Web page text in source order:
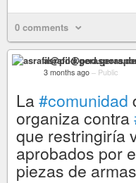
0 comments
3 months ago – Public
La#comunidad
organiza contra
que restringiría
aprobados por
piezas de armas